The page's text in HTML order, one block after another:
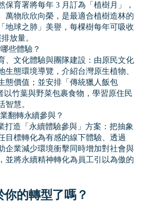
保育署將每年 3 月訂為「植樹月」，
萬物欣欣向榮，是最適合植樹造林的
地球之肺」美譽，每棵樹每年可吸收
放量。
些體驗？
、文化體驗與團隊建設：由原民文化
生態環境導覽，介紹台灣原生植物、
態價值；並安排「傳統獵人飯包
以竹葉與野菜包裹食物，學習原住民
智慧。
翻轉永續參與？
打造「永續體驗參與」方案：把抽象
目標轉化為有感的線下體驗、透過
企業減少環境衝擊同時增加對社會與
並將永續精神轉化為員工引以為傲的
的轉型了嗎？